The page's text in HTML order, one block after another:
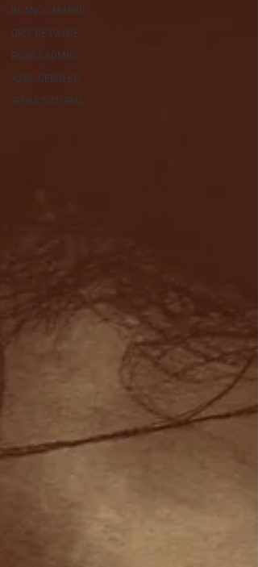
BLANCO MARFIL
GRIS DE PAYNE
ROJO CADMIO
AZUL CERÚLEO
SIENA NATURAL